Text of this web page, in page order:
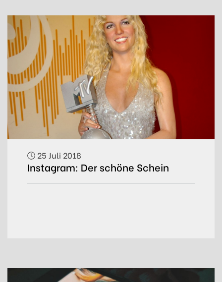
25 Juli 2018
Instagram: Der schöne Schein